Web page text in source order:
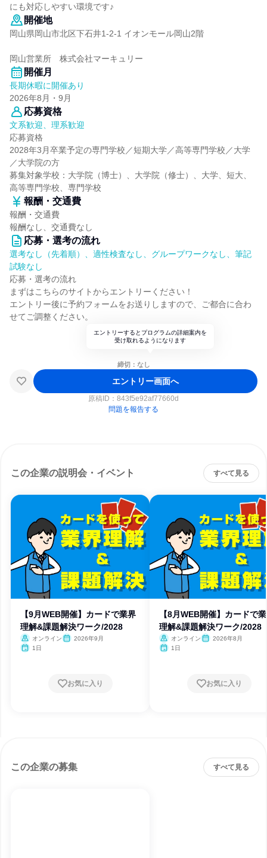
にも対応しやすい環境です♪
開催地
岡山県岡山市北区下石井1-2-1 イオンモール岡山2階
岡山営業所 株式会社マーキュリー
開催月
長期休暇に開催あり
2026年8月・9月
応募資格
文系歓迎、理系歓迎
応募資格
2028年3月卒業予定の専門学校／短期大学／高等専門学校／大学
／大学院の方
募集対象学校：大学院（博士）、大学院（修士）、大学、短大、
高等専門学校、専門学校
報酬・交通費
報酬・交通費
報酬なし、交通費なし
応募・選考の流れ
選考なし（先着順）、適性検査なし、グループワークなし、筆記
試験なし
応募・選考の流れ
まずはこちらのサイトからエントリーください！
エントリー後に予約フォームをお送りしますので、ご都合に合わ
せてご調整ください。
エントリーするとプログラムの詳細案内を
受け取れるようになります
締切：なし
エントリー画面へ
原稿ID： 843f5e92af77660d
問題を報告する
この企業の説明会・イベント すべて見る
【9月WEB開催】カードで業界
理解&課題解決ワーク/2028
オンライン
2026年9月
1日
お気に入り
【8月WEB開催】カードで
理解&課題解決ワーク/2028
オンライン
2026年8月
1日
お気に入り
この企業の募集 すべて見る